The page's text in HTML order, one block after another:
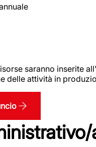
saranno
delle attività in